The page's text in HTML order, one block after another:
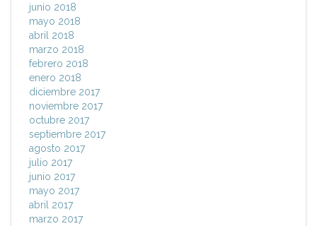
junio 2018
mayo 2018
abril 2018
marzo 2018
febrero 2018
enero 2018
diciembre 2017
noviembre 2017
octubre 2017
septiembre 2017
agosto 2017
julio 2017
junio 2017
mayo 2017
abril 2017
marzo 2017